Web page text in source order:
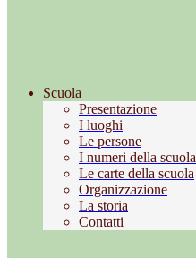
Scuola
Presentazione
I luoghi
Le persone
I numeri della scuola
Le carte della scuola
Organizzazione
La storia
Contatti